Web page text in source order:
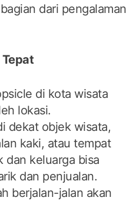
dari pengalaman
di kota wisata
lokasi.
dekat objek wisata,
kaki, atau tempat
dan keluarga bisa
dan penjualan.
berjalan-jalan akan